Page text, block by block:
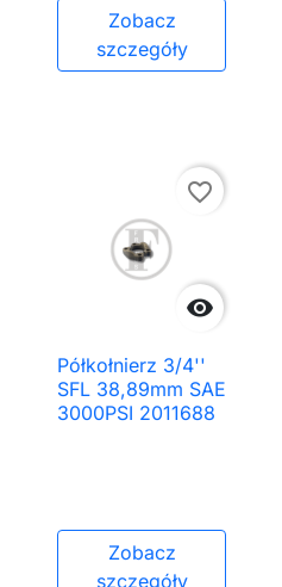
Zobacz
szczegóły

favorite_border
Półkołnierz 3/4''
SFL 38,89mm SAE
3000PSI 2011688
Zobacz
szczegóły